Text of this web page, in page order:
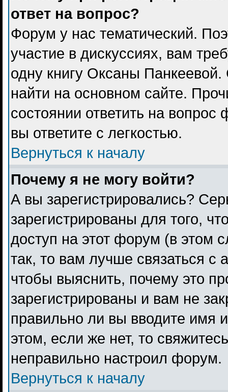
ответ на вопрос?
Форум у нас тематический.
участие в дискуссиях, вам
одну книгу Оксаны
найти на основном сайте.
состоянии ответить на
вы ответите с легкостью.
Вернуться к началу
Почему я не могу войти?
А вы зарегистрировались?
зарегистрированы для того,
доступ на этот форум (в этом
так, то вам лучше связаться
чтобы выяснить, почему это
зарегистрированы и вам не
правильно ли вы вводите имя
этом, если же нет, то
неправильно настроил форум.
Вернуться к началу